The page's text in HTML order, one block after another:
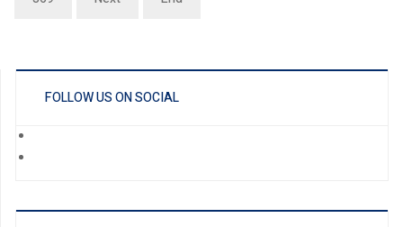
FOLLOW US ON SOCIAL